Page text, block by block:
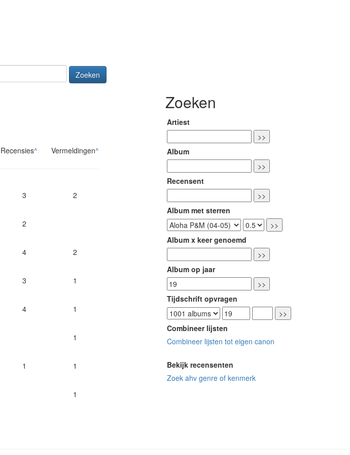
Zoeken
Recensies^ Vermeldingen^
3 2
2
4 2
3 1
4 1
1
1 1
1
Zoeken
Artiest
Album
Recensent
Album met sterren
Album x keer genoemd
Album op jaar
Tijdschrift opvragen
Combineer lijsten
Combineer lijsten tot eigen canon
Bekijk recensenten
Zoek ahv genre of kenmerk